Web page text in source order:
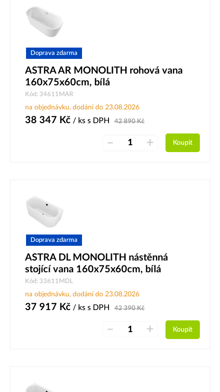
Doprava zdarma
ASTRA AR MONOLITH rohová vana
160x75x60cm, bílá
Kód: 34611MAR
na objednávku, dodání do 23.08.2026
38 347 Kč / ks s DPH 42 890Kč
– + Koupit
Doprava zdarma
ASTRA DL MONOLITH nástěnná
stojící vana 160x75x60cm, bílá
Kód: 33611MDL
na objednávku, dodání do 23.08.2026
37 917 Kč / ks s DPH 42 390Kč
– + Koupit